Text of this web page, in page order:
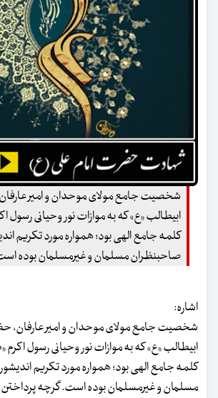
شخصیت جامع مولای موحدان و امیر
ابیطالب «ع» که به موازات نور وحیانی رسول
کلمه جامع الهی بود؛ همواره مورد تکریم
صاحبنظران مسلمان و غیرمسلمان بوده
اشاره:
شخصیت جامع مولای موحدان و امیر عارفان،
ابیطالب «ع» که به موازات نور وحیانی رسول اکرم
کلمه جامع الهی بود؛ همواره مورد تکریم
مسلمان و غیرمسلمان بوده است. گرچه پرداختن